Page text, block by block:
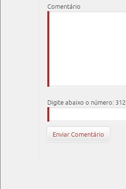
Comentário
Digite abaixo o número: 312